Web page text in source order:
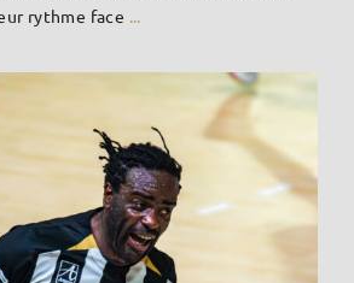
rythme face ...